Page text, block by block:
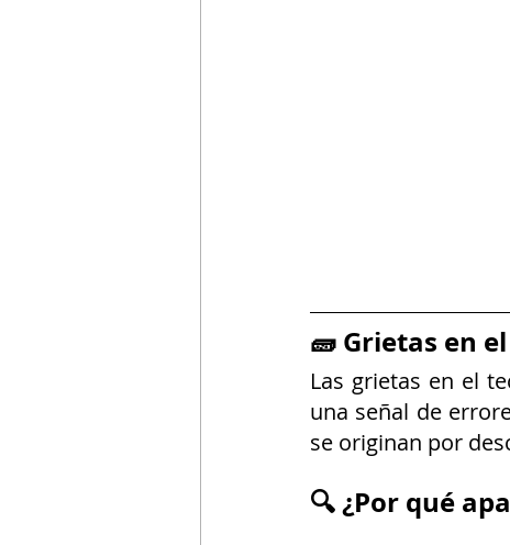
🧱 Grietas en
Las grietas en el
una señal de
se originan por
🔍 ¿Por qué